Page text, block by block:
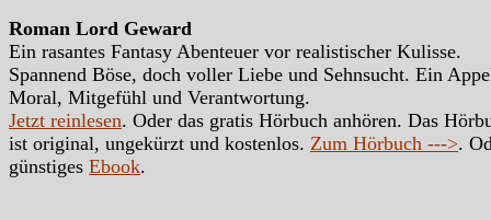
Roman Lord Geward
Ein rasantes Fantasy Abenteuer vor realistischer Kulisse.
Spannend Böse, doch voller Liebe und Sehnsucht. Ein
Moral, Mitgefühl und Verantwortung.
Jetzt reinlesen. Oder das gratis Hörbuch anhören. Das
ist original, ungekürzt und kostenlos. Zum Hörbuch --->.
günstiges Ebook.